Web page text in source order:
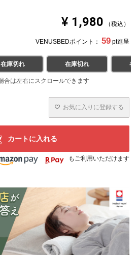
¥ 1,980 税込
VENUSBEDポイント： 59 pt進呈
グレイ
在庫切れ ブラウン
在庫切れ ブ
在
お気に入りに登録する
カートに入れる
もご利用いただけます